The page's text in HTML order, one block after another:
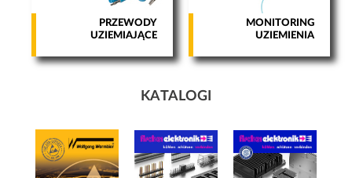
PRZEWODY
UZIEMIAJĄCE
MONITORING
UZIEMIENIA
KATALOGI
Doświadczenie
internetowa
najlepiej
przejścia na nią.
Jeśli odrzucisz
te pliki cookie,
niektóre